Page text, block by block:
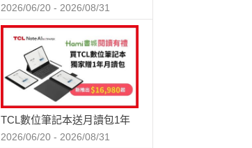
2026/06/20 - 2026/08/31
TCL數位筆記本送月讀包1年
2026/06/20 - 2026/08/31